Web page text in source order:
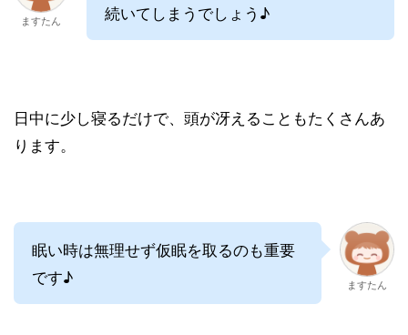
ますたん
続いてしまうでしょう♪
日中に少し寝るだけで、頭が冴えることもたくさんあ
ります。
眠い時は無理せず仮眠を取るのも重要
です♪
ますたん